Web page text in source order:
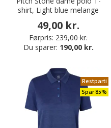
shirt, Light blue melange
49,00 kr.
Førpris: 239,00 kr.
Du sparer: 190,00 kr.
Restparti
Spar 85%